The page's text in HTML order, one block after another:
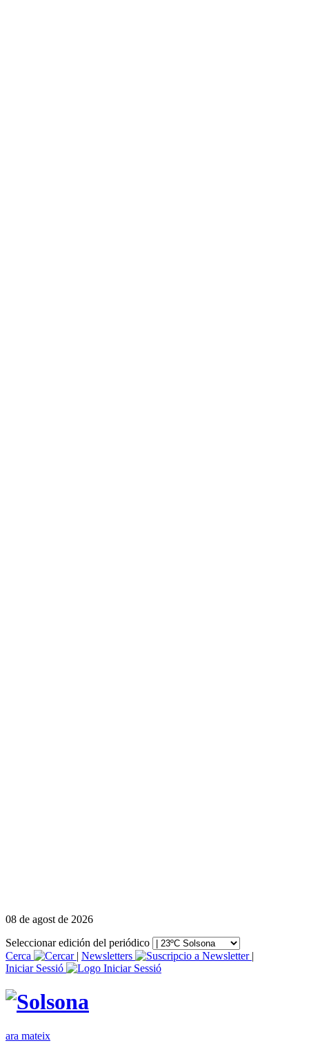
08 de agost de 2026
Seleccionar edición del periódico
Cerca
| Newsletters
|
Iniciar Sessió
ara mateix